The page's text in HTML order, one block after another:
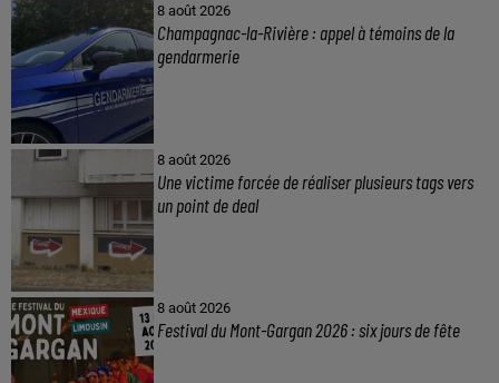
8 août 2026
Champagnac-la-Rivière : appel à témoins de la
gendarmerie
8 août 2026
Une victime forcée de réaliser plusieurs tags vers
un point de deal
8 août 2026
Festival du Mont-Gargan 2026 : six jours de fête